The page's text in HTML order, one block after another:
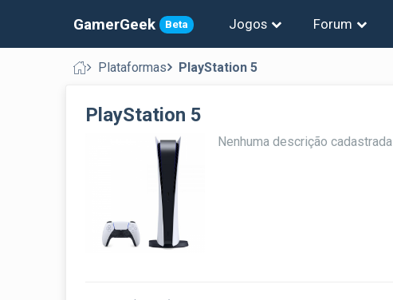
GamerGeek Beta Jogos Forum
Plataformas PlayStation 5
PlayStation 5
Nenhuma descrição cadastrada